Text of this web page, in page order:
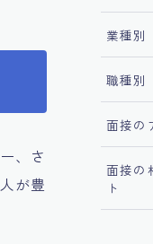
、さ
が豊
業種別
職種別
面接の
面接の
ト